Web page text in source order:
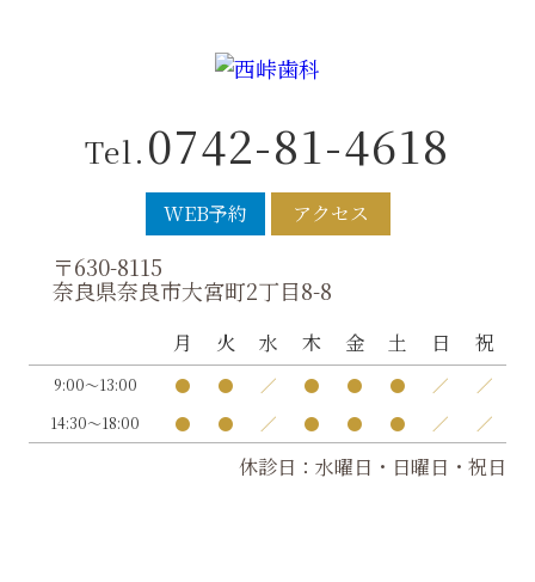
Tel.0742-81-4618
WEB予約 アクセス
〒630-8115
奈良県奈良市大宮町2丁目8-8
月 火 水 木 金 土 日 祝
9:00～13:00 ● ● ／ ● ● ● ／ ／
14:30～18:00 ● ● ／ ● ● ● ／ ／
休診日：水曜日・日曜日・祝日